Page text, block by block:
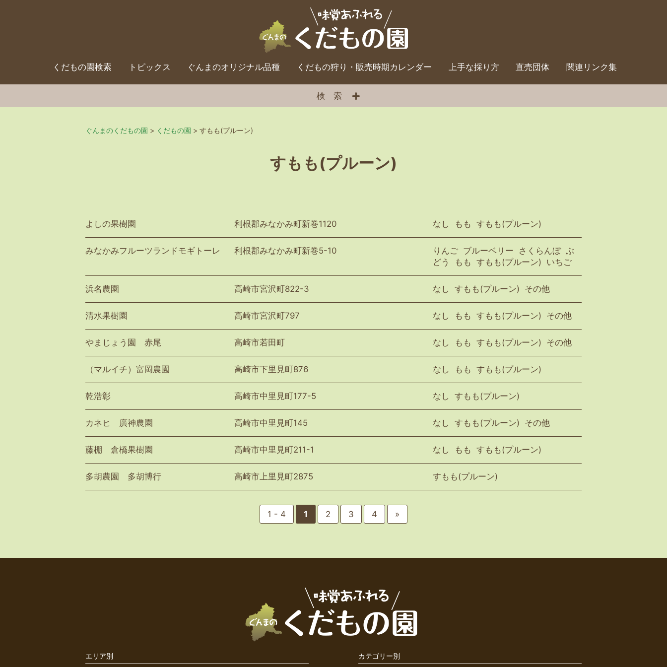
くだもの園検索 トピックス ぐんまのオリジナル品種 くだもの狩り・販売時期カレンダー 上手な採り方 直売団体 関連リンク集
検索
ぐんまのくだもの園 > くだもの園 > すもも(プルーン)
すもも(プルーン)
よしの果樹園 利根郡みなかみ町新巻1120 なし もも すもも(プルーン)
みなかみフルーツランドモギトーレ 利根郡みなかみ町新巻5-10 りんご ブルーベリー さくらんぼ ぶ
どう
もも すもも(プルーン) いちご
浜名農園 高崎市宮沢町822-3 なし すもも(プルーン) その他
清水果樹園 高崎市宮沢町797 なし もも すもも(プルーン) その他
やまじょう園 赤尾 高崎市若田町 なし もも すもも(プルーン) その他
（マルイチ）富岡農園 高崎市下里見町876 なし もも すもも(プルーン)
乾浩彰 高崎市中里見町177-5 なし すもも(プルーン)
カネヒ 廣神農園 高崎市中里見町145 なし すもも(プルーン) その他
藤棚 倉橋果樹園 高崎市中里見町211-1 なし もも すもも(プルーン)
多胡農園 多胡博行 高崎市上里見町2875 すもも(プルーン)
1 - 4 1 2 3 4 »
エリア別 カテゴリー別